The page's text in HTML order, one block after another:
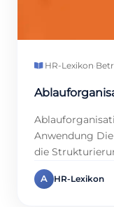
HR-Lexikon·
Anwendung
die
reibungslose
A HR-Lexikon